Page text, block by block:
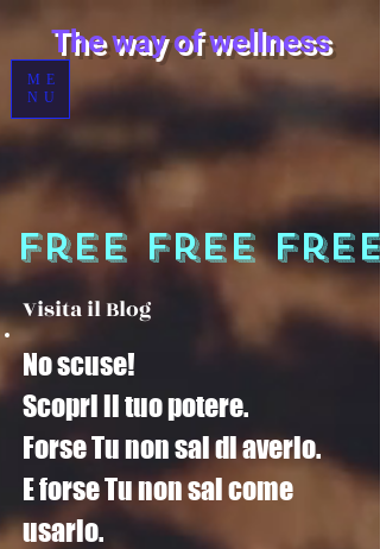
ME
NU
The way of wellness
Free
Visita il Blog
No scuse!
Scopri il tuo potere.
Forse Tu non sai di averlo.
E forse Tu non sai come
usarlo.